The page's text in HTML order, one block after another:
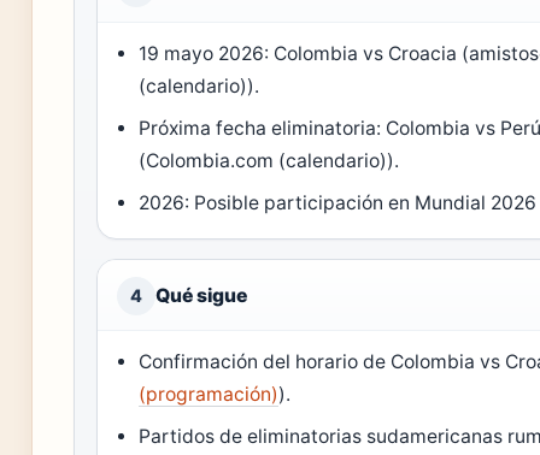
19 mayo 2026: Colombia vs Croacia
(calendario)).
Próxima fecha eliminatoria: Colombia vs
(Colombia.com (calendario)).
2026: Posible participación en Mundial
4 Qué sigue
Confirmación del horario de Colombia vs
(programación)).
Partidos de eliminatorias sudamericanas